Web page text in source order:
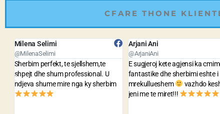
CFARE THONE
Arjani Ani
@ArjaniAni
E sugjeroj kete agjensi ka cmime
fantastike dhe sherbimi eshte i
mrekullueshem
vazhdo keshtu
jeni me te miret!!!
Bledar Kola
@BledarKola
Agjensia me e lire dhe me e mire
staf sh te sjellshem dhe gati te
ndihmojne per cdo problem.
sygjeroj te gjithve.